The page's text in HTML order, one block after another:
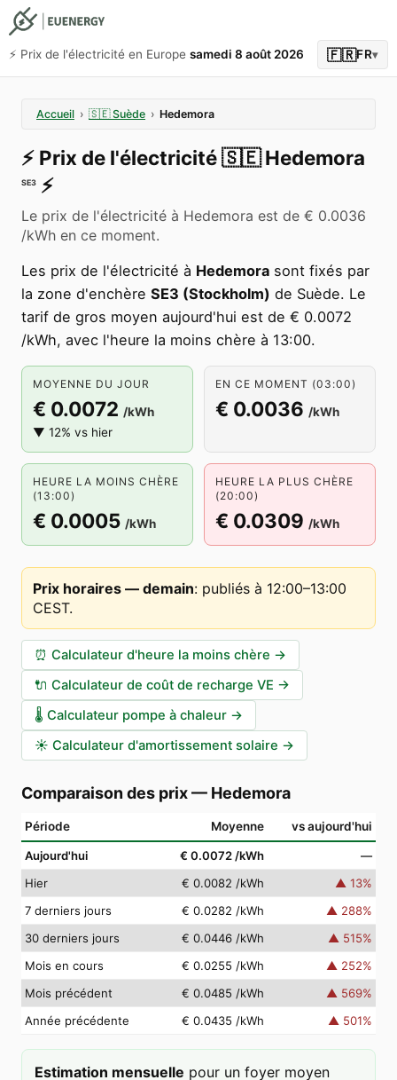
⚡️ Prix de l'électricité en Europe samedi 8 août 2026 🇫🇷FR▾
Accueil › 🇸🇪 Suède › Hedemora
⚡️ Prix de l'électricité🇸🇪 Hedemora
SE3 ⚡️
Le prix de l'électricité à Hedemora est de € 0.0036
/kWh en ce moment.
Les prix de l'électricité à Hedemora sont fixés par
la zone d'enchère SE3 (Stockholm) de Suède. Le
tarif de gros moyen aujourd'hui est de € 0.0072
/kWh, avec l'heure la moins chère à 13:00.
MOYENNE DU JOUR
€ 0.0072 /kWh
▼ 12% vs hier
EN CE MOMENT (03:00)
€ 0.0036 /kWh
HEURE LA MOINS CHÈRE
(13:00)
€ 0.0005 /kWh
HEURE LA PLUS CHÈRE
(20:00)
€ 0.0309 /kWh
Prix horaires — demain: publiés à 12:00–13:00
CEST.
⏰ Calculateur d'heure la moins chère →
🔌 Calculateur de coût de recharge VE →
🌡️ Calculateur pompe à chaleur →
☀️ Calculateur d'amortissement solaire →
Comparaison des prix— Hedemora
Période Moyenne vs aujourd'hui
Aujourd'hui € 0.0072 /kWh
—
Hier
€ 0.0082 /kWh ▲ 13%
7 derniers jours
€ 0.0282 /kWh ▲ 288%
30 derniers jours
€ 0.0446 /kWh ▲ 515%
Mois en cours
€ 0.0255 /kWh ▲ 252%
Mois précédent
€ 0.0485 /kWh ▲ 569%
Année précédente
€ 0.0435 /kWh ▲ 501%
Estimation mensuelle pour un foyer moyen